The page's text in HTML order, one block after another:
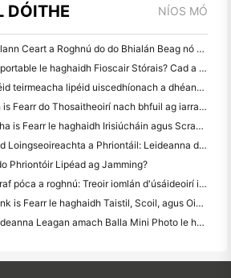
DÓITHE NÍOS MÓ
Conas an Bogearraí Bialann Ceart a Roghnú do do Bhialán Beag nó Meánmhéide
An gá duit Printéir A4 Inportable le haghaidh Fioscair Stórais? Cad a Oibríonn i ndáiríre
An féidir le priontóirí lipéid teirmeacha lipéid uiscedhíonach a dhéanamh do tháirgí gnó beag?
An Ceamara Láithreach is Fearr do Thosaitheoirí nach bhfuil ag iarraidh páipéar a chaitheamh
An Déantóir Lipéad Datha is Fearr le haghaidh Irisiúcháin agus Scrapbooking: Cuir Tuilleadh Datha le Gach Leathanach
Lámhscríbhinn vs. Lipéid Loingseoireachta a Phriontáil: Leideanna do Ghnólachtaí Beaga in 2026
Phriontóir Lipéad ag Jamming?
Conas priontóir grianghraf póca a roghnú: Treoir iomlán d'úsáideoirí iris, taistil agus iPhone
An Printéir Iompar Gan Ink is Fearr le haghaidh Taistil, Scoil, agus Oibre Soghluaiste: Athbhreithniú Hanin MT620 Pro
Smaointeanna agus Leideanna Leagan amach Balla Mini Photo le haghaidh maisiú seomra leapa agus dormitory